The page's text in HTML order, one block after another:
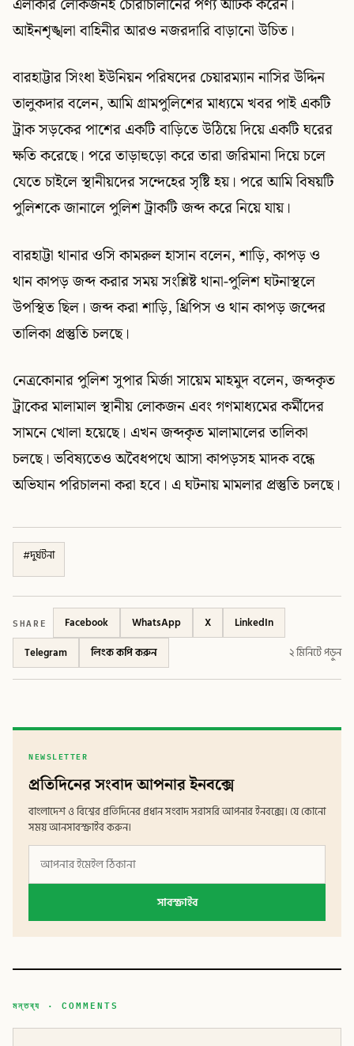
আইনশৃঙ্খলা বাহিনীর আরও নজরদারি বাড়ানো উচিত।
বারহাট্টার সিংধা ইউনিয়ন পরিষদের চেয়ারম্যান নাসির উদ্দিন
তালুকদার বলেন, আমি গ্রামপুলিশের মাধ্যমে খবর পাই একটি
ট্রাক সড়কের পাশের একটি বাড়িতে উঠিয়ে দিয়ে একটি ঘরের
ক্ষতি করেছে। পরে তাড়াহুড়ো করে তারা জরিমানা দিয়ে চলে
যেতে চাইলে স্থানীয়দের সন্দেহের সৃষ্টি হয়। পরে আমি বিষয়টি
পুলিশকে জানালে পুলিশ ট্রাকটি জব্দ করে নিয়ে যায়।
বারহাট্টা থানার ওসি কামরুল হাসান বলেন, শাড়ি, কাপড় ও
থান কাপড় জব্দ করার সময় সংশ্লিষ্ট থানা-পুলিশ ঘটনাস্থলে
উপস্থিত ছিল। জব্দ করা শাড়ি, থ্রিপিস ও থান কাপড় জব্দের
তালিকা প্রস্তুতি চলছে।
নেত্রকোনার পুলিশ সুপার মির্জা সায়েম মাহমুদ বলেন, জব্দকৃত
ট্রাকের মালামাল স্থানীয় লোকজন এবং গণমাধ্যমের কর্মীদের
সামনে খোলা হয়েছে। এখন জব্দকৃত মালামালের তালিকা
চলছে। ভবিষ্যতেও অবৈধপথে আসা কাপড়সহ মাদক বন্ধে
অভিযান পরিচালনা করা হবে। এ ঘটনায় মামলার প্রস্তুতি চলছে।
#দুর্ঘটনা
SHARE Facebook WhatsApp X
LinkedIn
Telegram
লিংক কপি করুন ২ মিনিটে পড়ুন
NEWSLETTER
প্রতিদিনের সংবাদ আপনার ইনবক্সে
বাংলাদেশ ও বিশ্বের প্রতিদিনের প্রধান সংবাদ সরাসরি আপনার ইনবক্সে। যে কোনো
সময় আনসাবস্ক্রাইব করুন।
সাবস্ক্রাইব
মন্তব্য · COMMENTS